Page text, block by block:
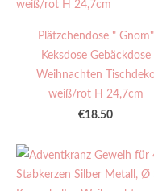
Plätzchendose " Gnom"
Keksdose Gebäckdose
Weihnachten
weiß/rot H 24,7cm
€18.50